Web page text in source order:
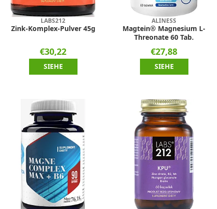
LABS212
Zink-Komplex-Pulver 45g
€30,22
SIEHE
ALINESS
Magtein® Magnesium L-
Threonate 60 Tab.
€27,88
SIEHE